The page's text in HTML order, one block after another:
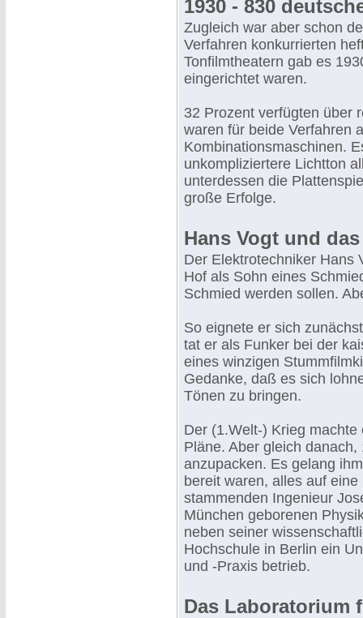
1930 - 830
Zugleich war aber schon
Verfahren konkurrierten
Tonfilmtheatern gab es
eingerichtet waren.
32 Prozent verfügten über
waren für beide Verfahren
Kombinationsmaschinen.
unkompliziertere Lichtton
unterdessen die
große Erfolge.
Hans Vogt und
Der Elektrotechniker Hans
Hof als Sohn eines
Schmied werden sollen.
So eignete er sich
tat er als Funker bei der
eines winzigen
Gedanke, daß es sich
Tönen zu bringen.
Der (1.Welt-) Krieg
Pläne. Aber gleich
anzupacken. Es gelang
bereit waren, alles auf
stammenden Ingenieur
München geborenen
neben seiner
Hochschule in Berlin ein
und -Praxis betrieb.
Das Laboratorium